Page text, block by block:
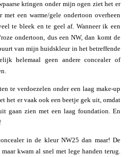
kringen onder mijn ogen ziet het er
een warme/gele ondertoon overheen
te bleek en te geel af. Wanneer ik een
ondertoon, dus een NW, dan komt de
van mijn huidskleur in het betreffende
helemaal geen andere concealer of
te verdoezelen onder een laag make-up
het er vaak ook een beetje gek uit, omdat
gaan zien met een laag foundation. En
in de kleur NW25 dan maar! De
kwam al snel met lege handen terug.